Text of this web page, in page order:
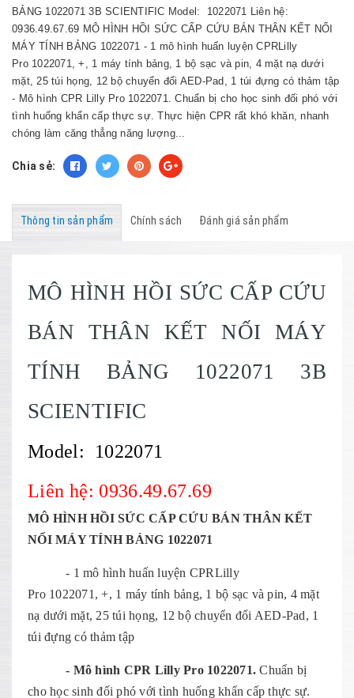
BẢNG 1022071 3B SCIENTIFIC Model: 1022071 Liên hệ:
0936.49.67.69 MÔ HÌNH HỒI SỨC CẤP CỨU BÁN THÂN KẾT NỐI
MÁY TÍNH BẢNG 1022071 - 1 mô hình huấn luyện CPRLilly
Pro 1022071, +, 1 máy tính bảng, 1 bộ sạc và pin, 4 mặt nạ dưới
mặt, 25 túi họng, 12 bộ chuyển đổi AED-Pad, 1 túi đựng có thảm tập
- Mô hình CPR Lilly Pro 1022071. Chuẩn bị cho học sinh đối phó với
tình huống khẩn cấp thực sự. Thực hiện CPR rất khó khăn, nhanh
chóng làm căng thẳng năng lượng...
Chia sẻ:
Thông tin sản phẩm Chính sách Đánh giá sản phẩm
MÔ HÌNH HỒI SỨC CẤP CỨU
BÁN THÂN KẾT NỐI MÁY
TÍNH BẢNG 1022071 3B
SCIENTIFIC
Model: 1022071
Liên hệ: 0936.49.67.69
MÔ HÌNH HỒI SỨC CẤP CỨU BÁN THÂN KẾT
NỐI MÁY TÍNH BẢNG 1022071
- 1 mô hình huấn luyện CPRLilly
Pro 1022071, +, 1 máy tính bảng, 1 bộ sạc và pin, 4 mặt
nạ dưới mặt, 25 túi họng, 12 bộ chuyển đổi AED-Pad, 1
túi đựng có thảm tập
- Mô hình CPR Lilly Pro 1022071. Chuẩn bị
cho học sinh đối phó với tình huống khẩn cấp thực sự.